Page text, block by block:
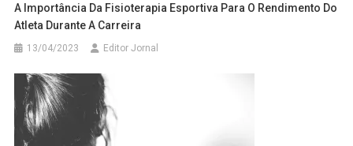
A Importância Da Fisioterapia Esportiva Para O Rendimento Do
Atleta Durante A Carreira
13/04/2023 Editor Jornal